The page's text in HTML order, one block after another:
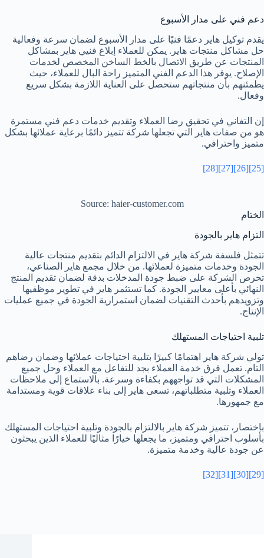
دعم فني على مدار الأسبوع
يقدم توكيل هاير دعمًا فنيًا على مدار الأسبوع لضمان سرعة وفعالية
حل مشاكل منتجات هاير. يمكن للعملاء إبلاغ فنيي هاير بمشاكل
المنتجات عن طريق الاتصال بالخط الساخن المخصص لخدمات
الإصلاح. يوفر هذا الدعم الفني المتميز راحة البال للعملاء، حيث
يطمئنهم بأن منتجاتهم ستحصل على العناية اللازمة بشكل سريع
وفعال.
إن التفاني في تحقيق رضا العملاء وتقديم خدمات دعم فني مستمرة
هو من صفات هاير التي تجعلها شركة تتميز دائمًا برعاية عملائها بشكل
متميز واحترافي.
[25]
[26]
[27]
[28]
Source: haier-customer.com
الختام
التزام هاير بالجودة
تتمثل فلسفة شركة هاير في الالتزام الدائم بتقديم منتجات عالية
الجودة وخدمات متميزة لعملائها. من خلال مجمع هاير الصناعي،
تحرص الشركة على ضبط جودة المدخلات بدقة لضمان تقديم المنتج
النهائي بأعلى معايير الجودة. كما تستثمر هاير في تطوير موظفيها
وتزويدهم بأحدث التقنيات لضمان استمرارية الجودة في جميع عمليات
الإنتاج.
تلبية احتياجات المستهلك
تولي شركة هاير اهتمامًا كبيرًا بتلبية احتياجات عملائها وضمان رضاهم
التام. تعمل فرق خدمة العملاء بجد للتفاعل مع العملاء وحل جميع
المشكلات التي قد تواجههم بكفاءة وسرعة. بالاستماع إلى ملاحظات
العملاء وتلبية متطلباتهم، تسعى هاير إلى بناء علاقات قوية ومستدامة
مع جمهورها.
باختصار، تتميز شركة هاير بالالتزام بالجودة وتلبية احتياجات المستهلك
بأسلوب احترافي ومتميز، ما يجعلها خيارًا مثاليًا للعملاء الذين يبحثون
عن جودة عالية وخدمة متميزة.
[29]
[30]
[31]
[32]